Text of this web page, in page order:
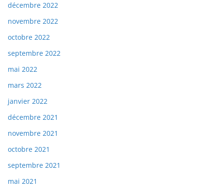
décembre 2022
novembre 2022
octobre 2022
septembre 2022
mai 2022
mars 2022
janvier 2022
décembre 2021
novembre 2021
octobre 2021
septembre 2021
mai 2021